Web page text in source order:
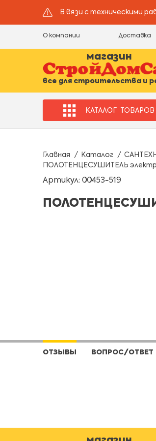
В вязи с техническими
О компании Доставка
магазин
все для строительства и
КАТАЛОГ ТОВАРОВ
Главная Каталог
ПОЛОТЕНЦЕСУШИТЕЛЬ электр.
Артикул: 00453-519
ОТЗЫВЫ ВОПРОС/ОТВЕТ